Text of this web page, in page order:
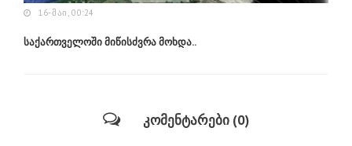
16-ᲛᲐᲘ, 00:24
საქართველოში მიწისძვრა მოხდა..
კომენტარები (0)